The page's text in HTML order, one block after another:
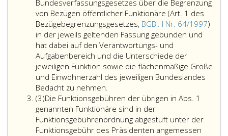
Bundesverfassungsgesetzes über die Begrenzung
von Bezügen öffentlicher Funktionäre (Art. 1 des
Bezügebegrenzungsgesetzes, BGBl. I Nr. 64/1997)
in der jeweils geltenden Fassung gebunden und
hat dabei auf den Verantwortungs- und
Aufgabenbereich und die Unterschiede der
jeweiligen Funktion sowie die flächenmäßige Größe
und Einwohnerzahl des jeweiligen Bundeslandes
Bedacht zu nehmen.
Vollversammlung
ist
bei
der
(3)Absatz
3
Die Funktionsgebühren der übrigen in Abs. 1
genannten Funktionäre sind in der
Funktionsgebührenordnung abgestuft unter der
Funktionsgebühr des Präsidenten angemessen